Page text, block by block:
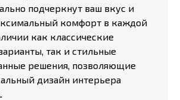
подчеркнут ваш вкус и
комфорт в каждой
как классические
так и стильные
решения, позволяющие
дизайн интерьера
.